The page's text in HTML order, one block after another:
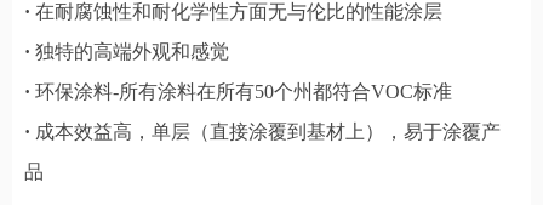
· 在耐腐蚀性和耐化学性方面无与伦比的性能涂层
· 独特的高端外观和感觉
· 环保涂料-所有涂料在所有50个州都符合VOC标准
· 成本效益高，单层（直接涂覆到基材上），易于涂覆产
品